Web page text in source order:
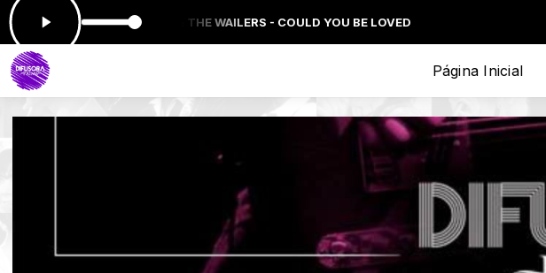
agora: BOB MARLEY & THE WAILERS - COULD YOU BE LOVED
Página Inicial